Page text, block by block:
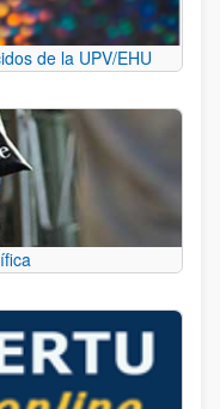
de la UPV/EHU